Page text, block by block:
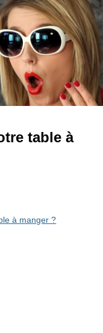
table à
à manger ?